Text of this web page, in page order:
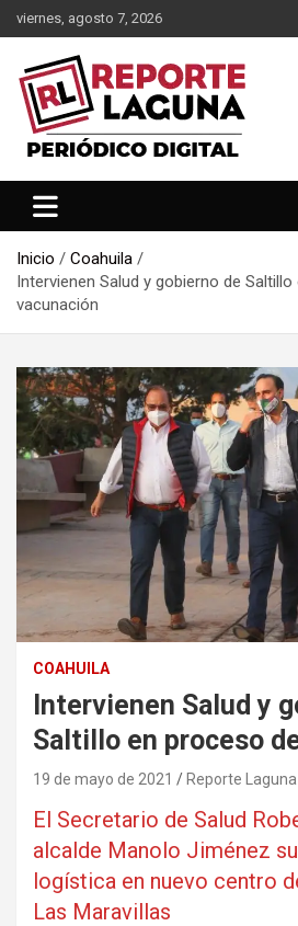
Saltar
al
contenido
viernes, agosto 7, 2026
Reporte Laguna
Inicio
Coahuila
Intervienen Salud y gobierno de
vacunación
COAHUILA
Intervienen Salud y
Saltillo en proceso
19 de mayo de 2021 Reporte Laguna
El Secretario de Salud
alcalde Manolo Jiménez
logística en nuevo centro
Las Maravillas